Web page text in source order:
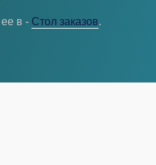
в - Cтол заказов.